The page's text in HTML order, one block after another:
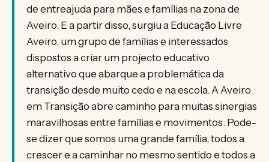
de entreajuda para mães e famílias na zona de
Aveiro. E a partir disso, surgiu a Educação Livre
Aveiro, um grupo de famílias e interessados
dispostos a criar um projecto educativo
alternativo que abarque a problemática da
transição desde muito cedo e na escola. A Aveiro
em Transição abre caminho para muitas sinergias
maravilhosas entre famílias e movimentos. Pode-
se dizer que somos uma grande família, todos a
crescer e a caminhar no mesmo sentido e todos a